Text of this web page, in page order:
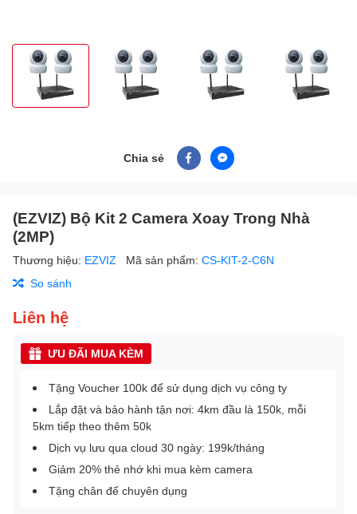
Chia sẻ
(EZVIZ) Bộ Kit 2 Camera Xoay Trong Nhà
(2MP)
Thương hiệu: EZVIZ Mã sản phẩm: CS-KIT-2-C6N
So sánh
Liên hệ
ƯU ĐÃI MUA KÈM
Tặng Voucher 100k để sử dụng dịch vụ công ty
Lắp đặt và bảo hành tận nơi: 4km đầu là 150k, mỗi
5km tiếp theo thêm 50k
Dịch vụ lưu qua cloud 30 ngày: 199k/tháng
Giảm 20% thẻ nhớ khi mua kèm camera
Tặng chân đế chuyên dụng